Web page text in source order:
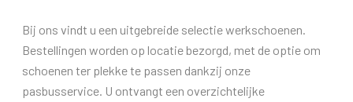
Bij ons vindt u een uitgebreide selectie werkschoenen.
Bestellingen worden op locatie bezorgd, met de optie om
schoenen ter plekke te passen dankzij onze
pasbusservice. U ontvangt een overzichtelijke